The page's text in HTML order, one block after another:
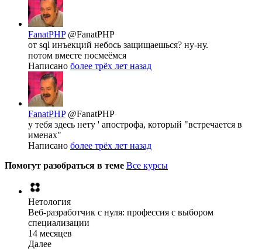
FanatPHP @FanatPHP
от sql инъекций небось защищаешься? ну-ну.
потом вместе посмеёмся
Написано более трёх лет назад
FanatPHP @FanatPHP
у тебя здесь нету ' апострофа, который "встречается в
именах"
Написано более трёх лет назад
Помогут разобраться в теме Все курсы
Нетология
Веб-разработчик с нуля: профессия с выбором
специализации
14 месяцев
Далее